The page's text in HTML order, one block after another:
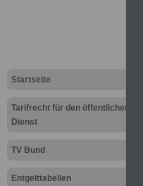
Startseite
Tarifrecht für den öffentlichen
Dienst
TV Bund
Entgelttabellen